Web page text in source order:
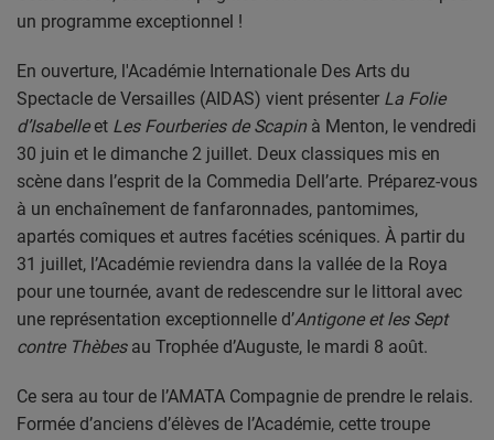
LA MISSION LOCALE EST 06
PARTENAIRES
LEURS ACTUS
un programme exceptionnel !
En ouverture, l'Académie Internationale Des Arts du
Spectacle de Versailles (AIDAS) vient présenter La Folie
d’Isabelleet Les Fourberies de Scapinà Menton, le vendredi
30 juin et le dimanche 2 juillet. Deux classiques mis en
scène dans l’esprit de la Commedia Dell’arte. Préparez-vous
à un enchaînement de fanfaronnades, pantomimes,
apartés comiques et autres facéties scéniques. À partir du
31 juillet, l’Académie reviendra dans la vallée de la Roya
pour une tournée, avant de redescendre sur le littoral avec
une représentation exceptionnelle d’Antigone et les Sept
contre Thèbesau Trophée d’Auguste, le mardi 8 août.
Ce sera au tour de l’AMATA Compagnie de prendre le relais.
Formée d’anciens d’élèves de l’Académie, cette troupe